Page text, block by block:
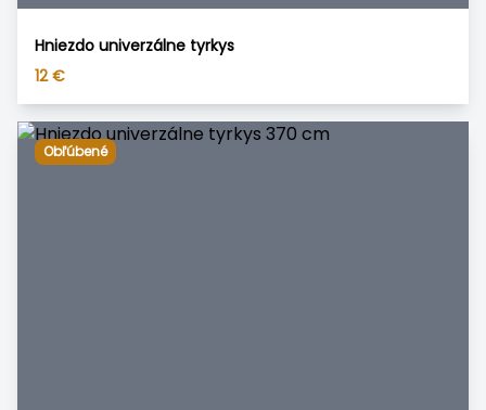
Hniezdo univerzálne tyrkys
12 €
Obľúbené